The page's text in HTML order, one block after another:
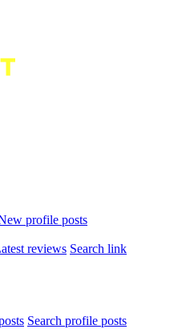
profile posts
reviews Search link
Search profile posts